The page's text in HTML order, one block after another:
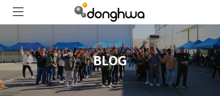
BLOG